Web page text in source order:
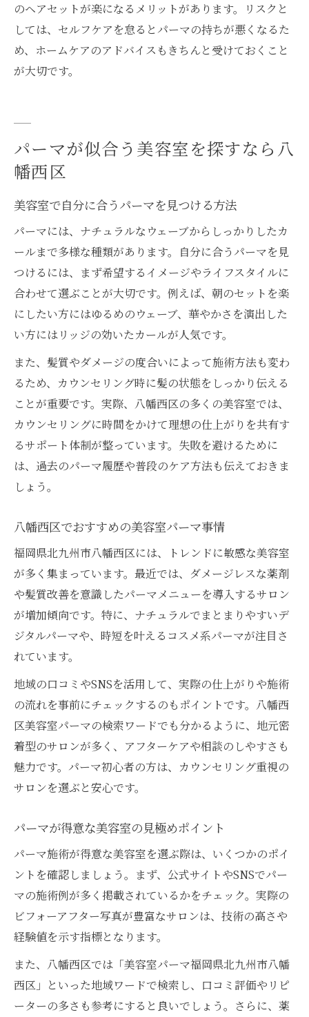
のヘアセットが楽になるメリットがあります。リスクと
しては、セルフケアを怠るとパーマの持ちが悪くなるた
め、ホームケアのアドバイスもきちんと受けておくこと
が大切です。
パーマが似合う美容室を探すなら八
幡西区
美容室で自分に合うパーマを見つける方法
パーマには、ナチュラルなウェーブからしっかりしたカ
ールまで多様な種類があります。自分に合うパーマを見
つけるには、まず希望するイメージやライフスタイルに
合わせて選ぶことが大切です。例えば、朝のセットを楽
にしたい方にはゆるめのウェーブ、華やかさを演出した
い方にはリッジの効いたカールが人気です。
また、髪質やダメージの度合いによって施術方法も変わ
るため、カウンセリング時に髪の状態をしっかり伝える
ことが重要です。実際、八幡西区の多くの美容室では、
カウンセリングに時間をかけて理想の仕上がりを共有す
るサポート体制が整っています。失敗を避けるために
は、過去のパーマ履歴や普段のケア方法も伝えておきま
しょう。
八幡西区でおすすめの美容室パーマ事情
福岡県北九州市八幡西区には、トレンドに敏感な美容室
が多く集まっています。最近では、ダメージレスな薬剤
や髪質改善を意識したパーマメニューを導入するサロン
が増加傾向です。特に、ナチュラルでまとまりやすいデ
ジタルパーマや、時短を叶えるコスメ系パーマが注目さ
れています。
地域の口コミやSNSを活用して、実際の仕上がりや施術
の流れを事前にチェックするのもポイントです。八幡西
区美容室パーマの検索ワードでも分かるように、地元密
着型のサロンが多く、アフターケアや相談のしやすさも
魅力です。パーマ初心者の方は、カウンセリング重視の
サロンを選ぶと安心です。
パーマが得意な美容室の見極めポイント
パーマ施術が得意な美容室を選ぶ際は、いくつかのポイ
ントを確認しましょう。まず、公式サイトやSNSでパー
マの施術例が多く掲載されているかをチェック。実際の
ビフォーアフター写真が豊富なサロンは、技術の高さや
経験値を示す指標となります。
また、八幡西区では「美容室パーマ福岡県北九州市八幡
西区」といった地域ワードで検索し、口コミ評価やリピ
ーターの多さも参考にすると良いでしょう。さらに、薬